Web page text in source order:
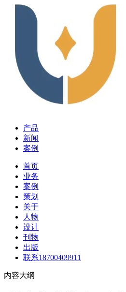
产品
新闻
案例
首页
业务
案例
策划
关于
人物
设计
刊物
出版
联系18700409911
内容大纲